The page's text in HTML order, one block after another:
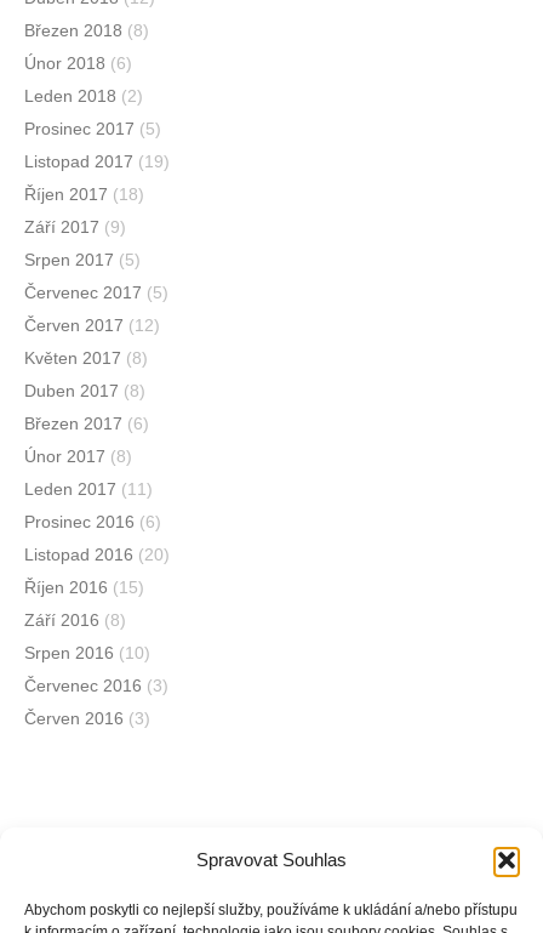
Spravovat Souhlas
Abychom poskytli co nejlepší služby, používáme k ukládání a/nebo přístupu
Březen 2018 (8)
Únor 2018 (6)
Leden 2018 (2)
Prosinec 2017 (5)
Listopad 2017 (19)
Říjen 2017 (18)
Září 2017 (9)
Srpen 2017 (5)
Červenec 2017 (5)
Červen 2017 (12)
Květen 2017 (8)
Duben 2017 (8)
Březen 2017 (6)
Únor 2017 (8)
Leden 2017 (11)
Prosinec 2016 (6)
Listopad 2016 (20)
Říjen 2016 (15)
Září 2016 (8)
Srpen 2016 (10)
Červenec 2016 (3)
Červen 2016 (3)
Jsme na sociálních sítích